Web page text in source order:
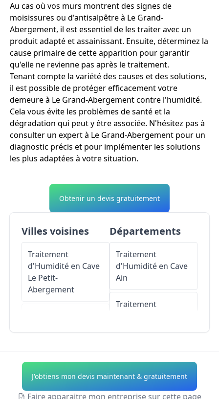
Au cas où vos murs montrent des signes de
moisissures ou d'antisalpêtre à Le Grand-
Abergement, il est essentiel de les traiter avec un
produit adapté et assainissant. Ensuite, déterminez la
cause primaire de cette apparition pour garantir
qu'elle ne revienne pas après le traitement.
Tenant compte la variété des causes et des solutions,
il est possible de protéger efficacement votre
demeure à Le Grand-Abergement contre l'humidité.
Cela vous évite les problèmes de santé et la
dégradation qui peut y être associée. N'hésitez pas à
consulter un expert à Le Grand-Abergement pour un
diagnostic précis et pour implémenter les solutions
les plus adaptées à votre situation.
Obtenir un devis gratuitement
Villes voisines
Traitement
d'Humidité en Cave
Le Petit-
Abergement
d'Humidité en Cave
Hotonnes
Départements
Traitement
d'Humidité en Cave
Ain
Traitement
Traitement
Allier
J'obtiens mon devis maintenant & gratuitement
Faire apparaitre mon entreprise sur cette page